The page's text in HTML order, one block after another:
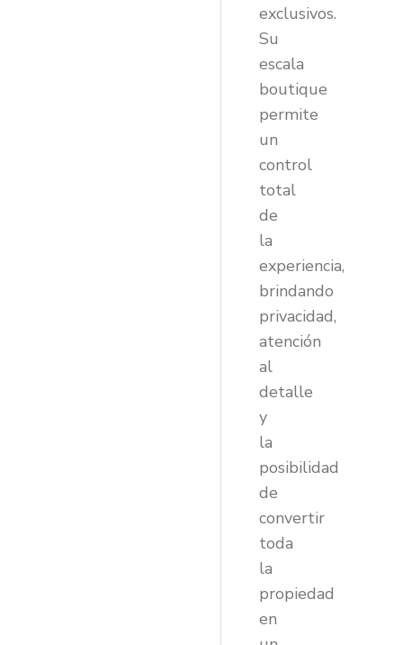
exclusivos.
Su
escala
boutique
permite
un
control
total
de
la
experiencia,
brindando
privacidad,
atención
al
detalle
y
la
posibilidad
de
convertir
toda
la
propiedad
en